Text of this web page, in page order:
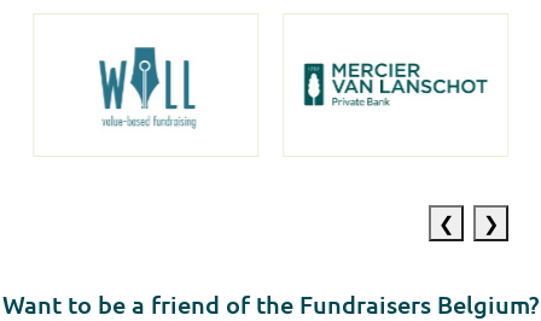
Want to be a friend of the Fundraisers Belgium?